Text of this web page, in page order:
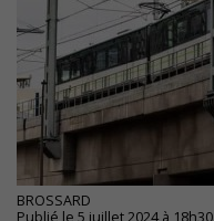
BROSSARD